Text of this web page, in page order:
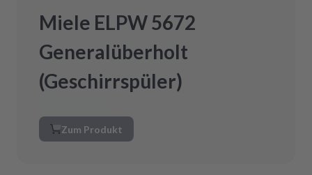
Miele ELPW 5672
Generalüberholt
(Geschirrspüler)
Zum Produkt